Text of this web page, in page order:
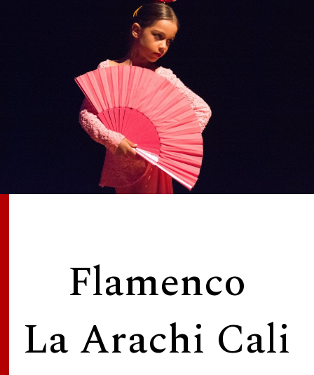
Flamenco
La Arachi Cali